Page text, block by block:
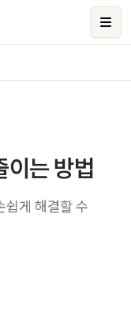
이는 방법
쉽게 해결할 수